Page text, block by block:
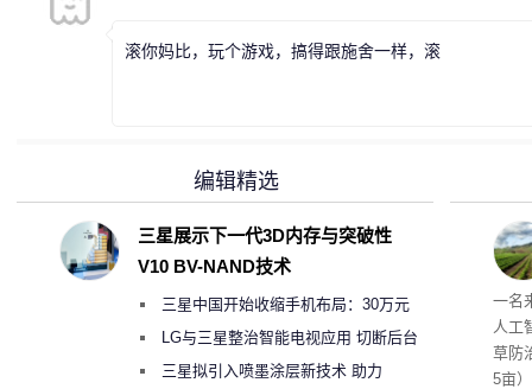
滚你妈比，玩个游戏，搞得跟施舍一样，滚
麻
一名
人工
草防
5亩
编辑精选
三星展示下一代3D内存与突破性
V10 BV-NAND技术
三星中国开始收缩手机布局：30万元
月销售额不达标门店 将被逐步清退
LG与三星整治智能电视应用 切断后台
偷偷共享带宽的违规行为
三星拟引入喷墨涂层新技术 助力